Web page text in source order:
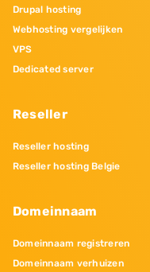
Drupal hosting
Webhosting vergelijken
VPS
Dedicated server
Reseller
Reseller hosting
Reseller hosting Belgie
Domeinnaam
Domeinnaam registreren
Domeinnaam verhuizen